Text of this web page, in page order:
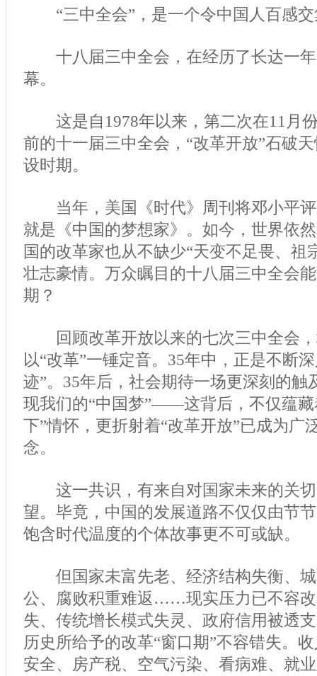
“三中全会”，是一个令中国人百感交
十八届三中全会，在经历了长达一年
幕。
这是自1978年以来，第二次在11月
前的十一届三中全会，“改革开放”石破
设时期。
当年，美国《时代》周刊将邓小平评
就是《中国的梦想家》。如今，世界依
国的改革家也从不缺少“天变不足畏、祖
壮志豪情。万众瞩目的十八届三中全会
期？
回顾改革开放以来的七次三中全会，
以“改革”一锤定音。35年中，正是不断
迹”。35年后，社会期待一场更深刻的触
现我们的“中国梦”——这背后，不仅蕴藏
下”情怀，更折射着“改革开放”已成为广
念。
这一共识，有来自对国家未来的关切
望。毕竟，中国的发展道路不仅仅由节
饱含时代温度的个体故事更不可或缺。
但国家未富先老、经济结构失衡、城
公、腐败积重难返……现实压力已不容
失、传统增长模式失灵、政府信用被透
历史所给予的改革“窗口期”不容错失。
安全、房产税、空气污染、看病难、就